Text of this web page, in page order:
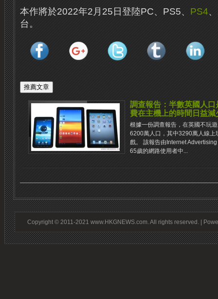
本作將於2022年2月25日登陸PC、PS5、 PS4
台。
調查報告：半數英國人
費在主機上的時間日益減
根據一份調查報告，在英國不玩
6200萬人口，其中3290萬人線
戲。 該報告由Internet
65歲的網路使用者中...
Copyright © 2011-2021 www.HKGNEWS.com. All rights reserved. |